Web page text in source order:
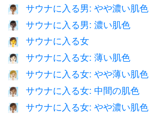
🧖🏾‍♂️ サウナに入る男: やや濃い肌色
🧖🏿‍♂️ サウナに入る男: 濃い肌色
🧖‍♀️ サウナに入る女
🧖🏻‍♀️ サウナに入る女: 薄い肌色
🧖🏼‍♀️ サウナに入る女: やや薄い肌色
🧖🏽‍♀️ サウナに入る女: 中間の肌色
🧖🏾‍♀️ サウナに入る女: やや濃い肌色